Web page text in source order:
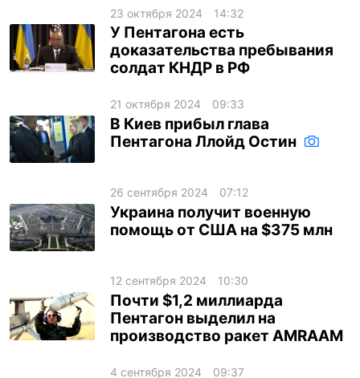
23 октября 2024 14:32
У Пентагона есть
доказательства пребывания
солдат КНДР в РФ
21 октября 2024 09:33
В Киев прибыл глава
Пентагона Ллойд Остин
26 сентября 2024 07:12
Украина получит военную
помощь от США на $375 млн
12 сентября 2024 10:30
Почти $1,2 миллиарда
Пентагон выделил на
производство ракет AMRAAM
4 сентября 2024 09:37